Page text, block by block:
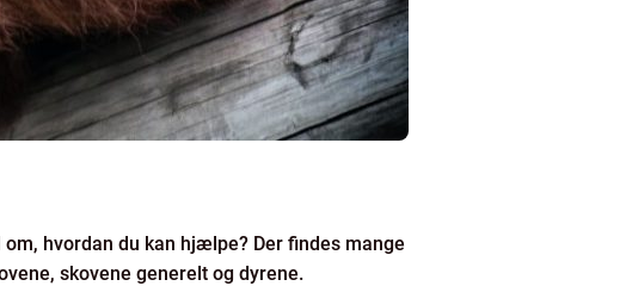
hvordan du kan hjælpe? Der findes mange
skovene generelt og dyrene.